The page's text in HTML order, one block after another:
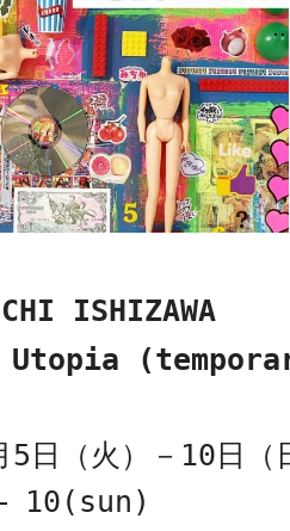
ISHIZAWA
Utopia
5 日（火）－ 10 日（
10(sun)